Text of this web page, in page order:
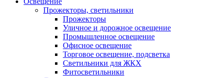
Прожекторы, светильники
Прожекторы
Уличное и дорожное освещение
Промышленное освещение
Офисное освещение
Торговое освещение, подсветка
Светильники для ЖКХ
Фитосветильники